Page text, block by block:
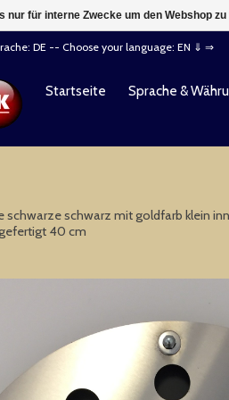
DE -- Choose your language: EN ⇓ ⇒
Startseite Sprache &
schwarz mit goldfarb klein
40 cm
nur für interne Zwecke um den Webshop